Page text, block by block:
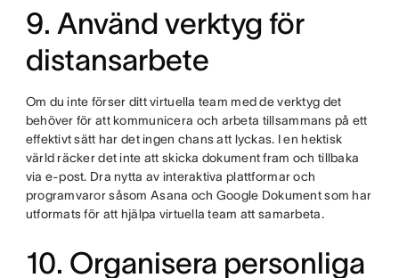
9. Använd verktyg för
distansarbete
Om du inte förser ditt virtuella team med de verktyg det
behöver för att kommunicera och arbeta tillsammans på ett
effektivt sätt har det ingen chans att lyckas. I en hektisk
värld räcker det inte att skicka dokument fram och tillbaka
via e-post. Dra nytta av interaktiva plattformar och
programvaror såsom Asana och Google Dokument som har
utformats för att hjälpa virtuella team att samarbeta.
10. Organisera personliga